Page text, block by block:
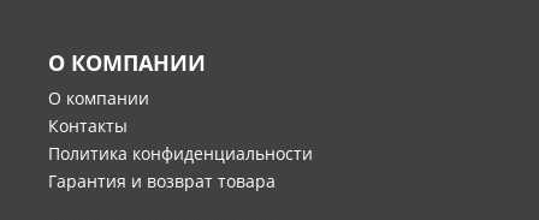
О КОМПАНИИ
О компании
Контакты
Политика конфиденциальности
Гарантия и возврат товара